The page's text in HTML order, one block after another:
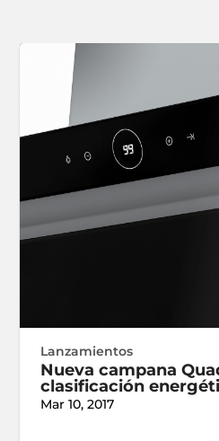
Lanzamientos
Nueva campana
clasificación
Mar 10, 2017